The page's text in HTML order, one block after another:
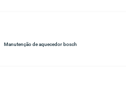
Manutenção de aquecedor bosch